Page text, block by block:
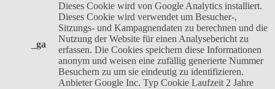
_ga
Dieses Cookie wird von Google Analytics installiert.
Dieses Cookie wird verwendet um Besucher-,
Sitzungs- und Kampagnendaten zu berechnen und die
Nutzung der Website für einen Analysebericht zu
erfassen. Die Cookies speichern diese Informationen
anonym und weisen eine zufällig generierte Nummer
Besuchern zu um sie eindeutig zu identifizieren.
Anbieter Google Inc. Typ Cookie Laufzeit 2 Jahre